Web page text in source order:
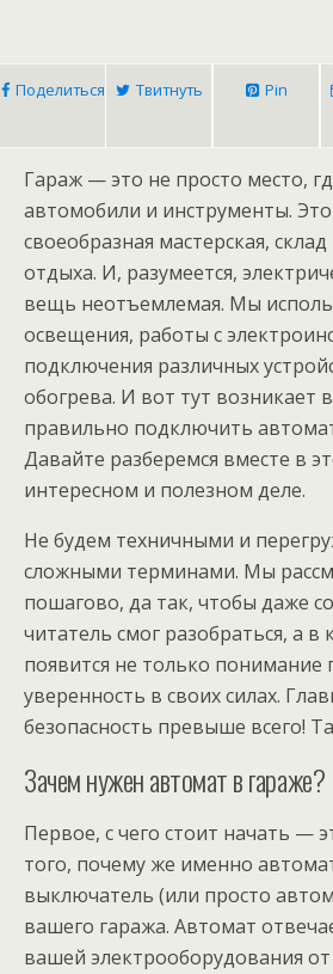
Поделиться Твитнуть Pin
Гараж — это не просто место,
автомобили и инструменты. Это
своеобразная мастерская,
отдыха. И, разумеется,
вещь неотъемлемая. Мы
освещения, работы с
подключения различных
обогрева. И вот тут возникает
правильно подключить
Давайте разберемся вместе в
интересном и полезном деле.
Не будем техничными и
сложными терминами. Мы
пошагово, да так, чтобы даже
читатель смог разобраться, а в
появится не только понимание
уверенность в своих силах.
безопасность превыше всего!
Зачем нужен автомат в гараже?
Первое, с чего стоит начать —
того, почему же именно
выключатель (или просто
вашего гаража. Автомат
вашей электрооборудования от